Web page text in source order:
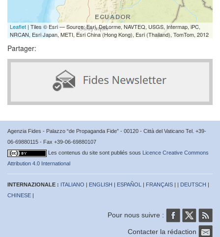
Leaflet | Tiles © Esri — Source: Esri, DeLorme, NAVTEQ, USGS, Intermap, iPC,
NRCAN, Esri Japan, METI, Esri China (Hong Kong), Esri (Thailand), TomTom, 2012
Partager:
Agenzia Fides - Palazzo “de Propaganda Fide” - 00120 - Città del Vaticano Tel. +39-
06-69880115 - Fax +39-06-69880107
Les contenus du site sont publiés sous Licence Creative Commons
Attribution 4.0 International
INTERNAZIONALE : ITALIANO | ENGLISH | ESPAÑOL | FRANÇAIS | | DEUTSCH |
CHINESE |
Pour nous suivre :
Contacter la rédaction